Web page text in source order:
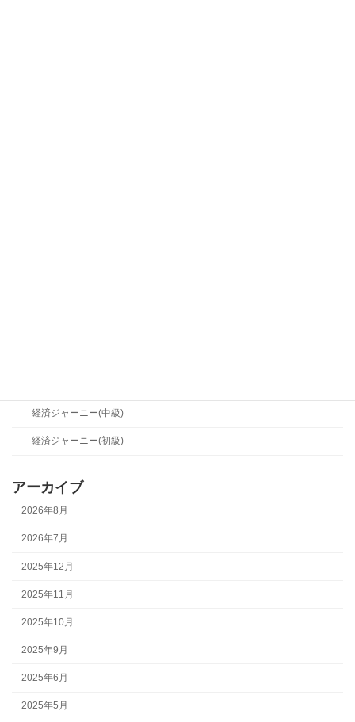
経済ジャーニー(中級)
経済ジャーニー(初級)
アーカイブ
2026年8月
2026年7月
2025年12月
2025年11月
2025年10月
2025年9月
2025年6月
2025年5月